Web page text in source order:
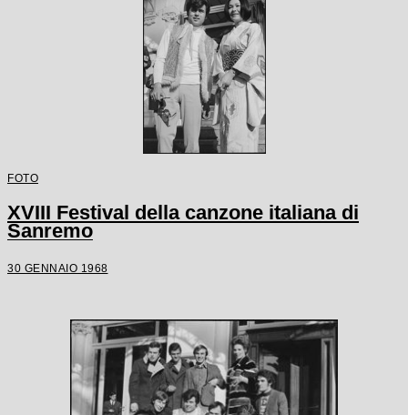
FOTO
XVIII Festival della canzone italiana di
Sanremo
30 GENNAIO 1968